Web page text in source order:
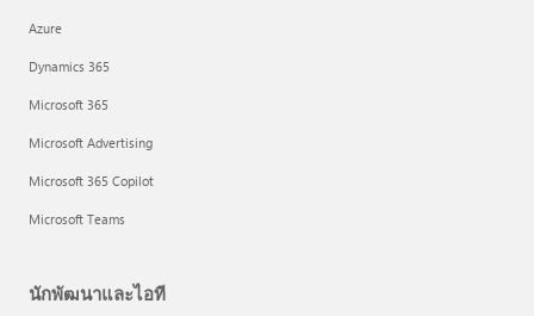
Azure
Dynamics 365
Microsoft 365
Microsoft Advertising
Microsoft 365 Copilot
Microsoft Teams
นักพัฒนาและไอที